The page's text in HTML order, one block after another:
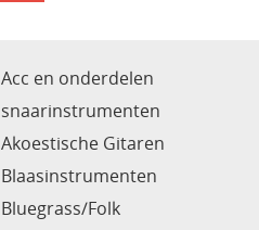
Acc en onderdelen
snaarinstrumenten
Akoestische Gitaren
Blaasinstrumenten
Bluegrass/Folk